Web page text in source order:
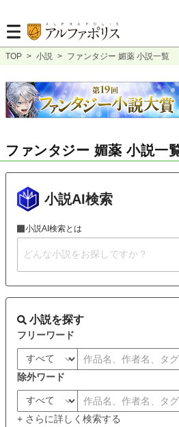
TOP > 小説 > ファンタジー 媚薬 小説一覧
ファンタジー 媚薬 小説一
小説AI検索
小説AI検索とは
小説を探す
フリーワード
除外ワード
+ さらに詳しく検索する